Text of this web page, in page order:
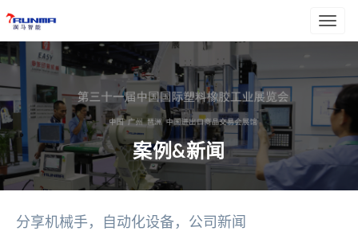
案例&新闻
分享机械手，自动化设备，公司新闻